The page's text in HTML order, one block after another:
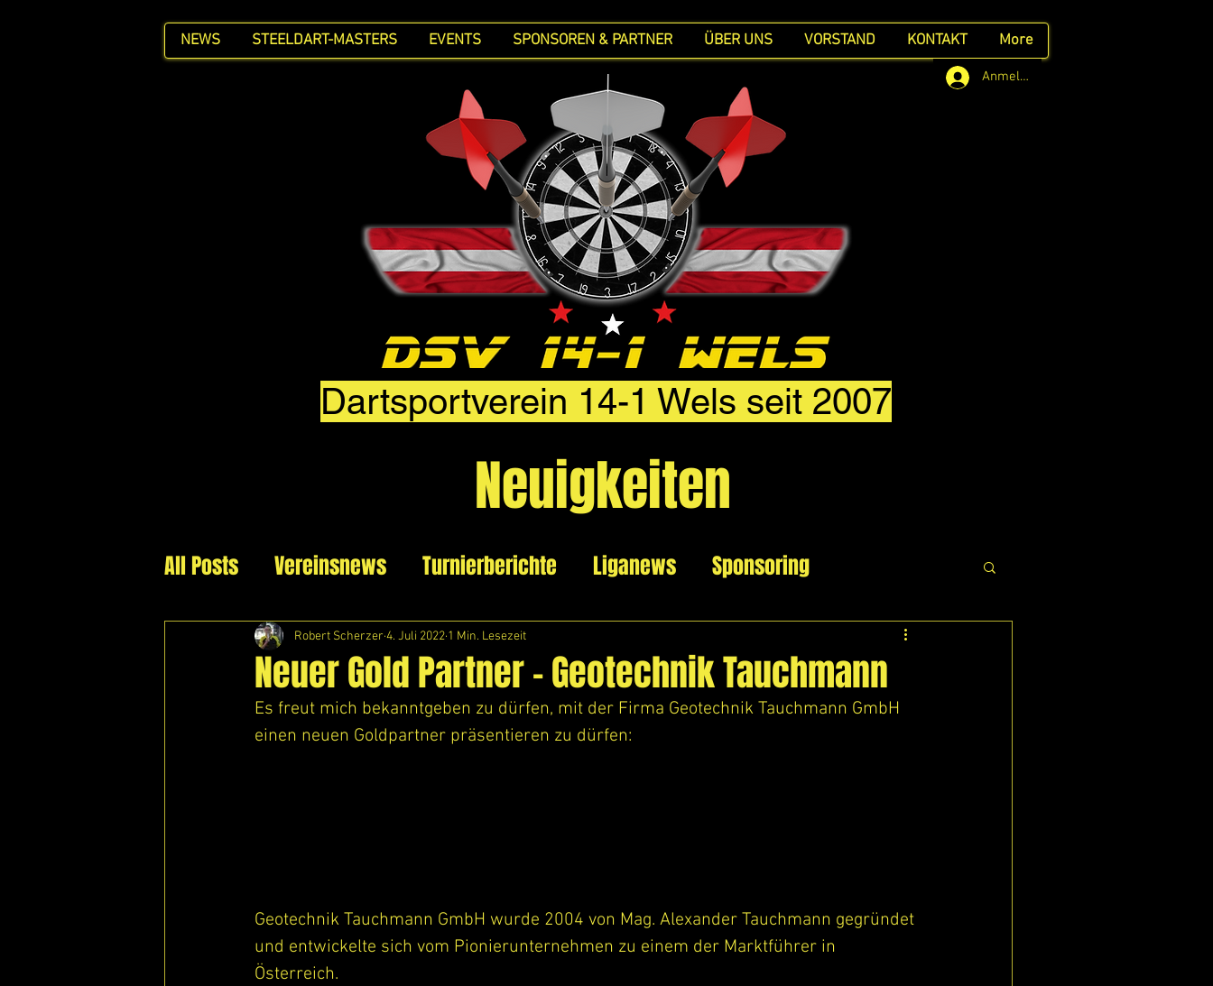
NEWS STEELDART-MASTERS EVENTS SPONSOREN & PARTNER ÜBER UNS VORSTAND KONTAKT More
Anmelden
Dartsportverein 14-1 Wels seit 2007
Neuigkeiten
All Posts Vereinsnews Turnierberichte Liganews Sponsoring
Neuer Gold Partner - Geotechnik Tauchmann
Robert Scherzer 4. Juli 2022 1 Min. Lesezeit
Es freut mich bekanntgeben zu dürfen, mit der Firma Geotechnik Tauchmann GmbH
einen neuen Goldpartner präsentieren zu dürfen:
Geotechnik Tauchmann GmbH wurde 2004 von Mag. Alexander Tauchmann gegründet
und entwickelte sich vom Pionierunternehmen zu einem der Marktführer in
Österreich.